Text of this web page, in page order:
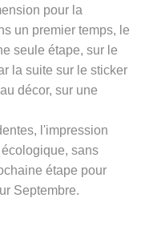
pour la
un premier temps, le
seule étape, sur le
la suite sur le sticker
décor, sur une
l'impression
sans
étape pour
Septembre.